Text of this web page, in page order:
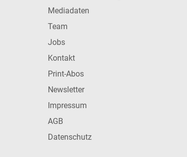
Mediadaten
Team
Jobs
Kontakt
Print-Abos
Newsletter
Impressum
AGB
Datenschutz